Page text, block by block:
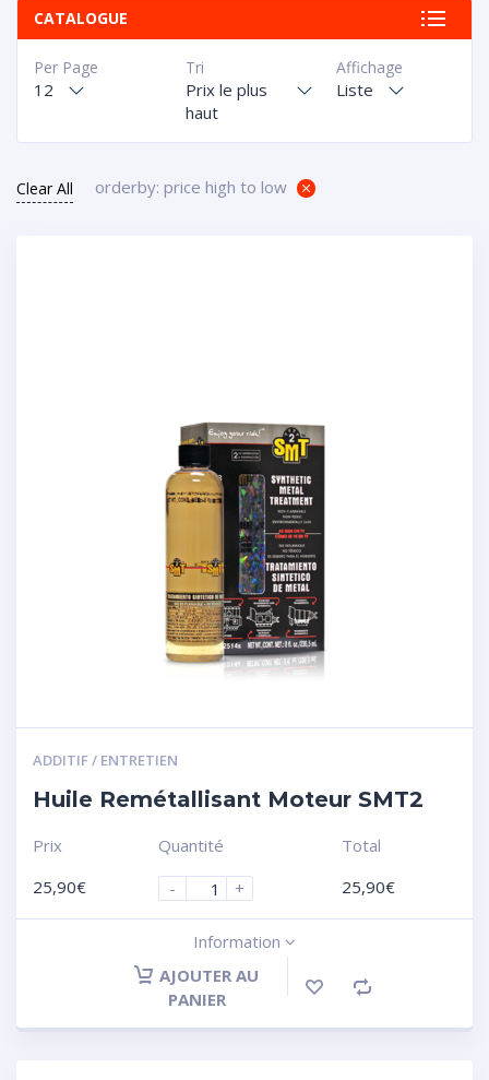
CATALOGUE
Affichage
Liste
Tri
Prix le plus
haut
Per Page
12
Clear All orderby: price high to low
ADDITIF / ENTRETIEN
Huile Remétallisant Moteur SMT2
Prix
25,90€
Quantité
-
+
Total
25,90€
Information
AJOUTER AU
PANIER